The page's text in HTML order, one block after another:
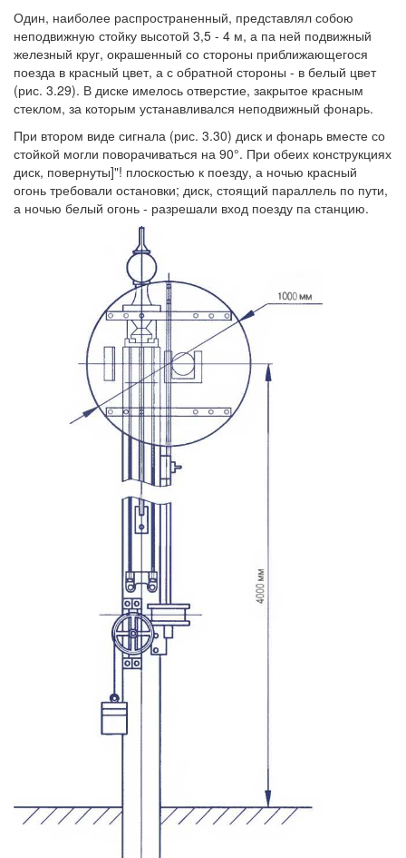
Один, наиболее распространенный, представлял собою
неподвижную стойку высотой 3,5 - 4 м, а па ней подвижный
железный круг, окрашенный со стороны приближающегося
поезда в красный цвет, а с обратной стороны - в белый цвет
(рис. 3.29). В диске имелось отверстие, закрытое красным
стеклом, за которым устанавливался неподвижный фонарь.
При втором виде сигнала (рис. 3.30) диск и фонарь вместе со
стойкой могли поворачиваться на 90°. При обеих конструкциях
диск, повернуты]"! плоскостью к поезду, а ночью красный
огонь требовали остановки; диск, стоящий параллель по пути,
а ночью белый огонь - разрешали вход поезду па станцию.